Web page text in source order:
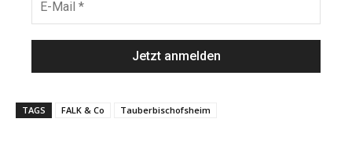
a
M
a
l
TAGS FALK & Co Tauberbischofsheim